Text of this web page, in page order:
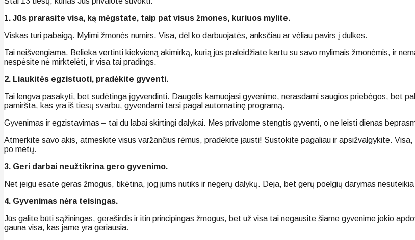
1. Jūs prarasite visa, ką mėgstate, taip pat visus žmones, kuriuos mylite.
Viskas turi pabaigą. Mylimi žmonės numirs. Visa, dėl ko darbuojatės, anksčiau ar vėliau pavirs į dulkes.
Tai neišvengiama. Belieka vertinti kiekvieną akimirką, kurią jūs praleidžiate kartu su savo mylimais žmonėmis, ir
nespėsite nė mirktelėti, ir visa tai pradings.
2. Liaukitės egzistuoti, pradėkite gyventi.
Tai lengva pasakyti, bet sudėtinga įgyvendinti. Daugelis kamuojasi gyvenime, nerasdami saugios priebėgos, bet
pamiršta, kas yra iš tiesų svarbu, gyvendami tarsi pagal automatinę programą.
Gyvenimas ir egzistavimas – tai du labai skirtingi dalykai. Mes privalome stengtis gyventi, o ne leisti dienas
Atmerkite savo akis, atmeskite visus varžančius rėmus, pradėkite jausti! Sustokite pagaliau ir apsižvalgykite.
po metų.
3. Geri darbai neužtikrina gero gyvenimo.
Net jeigu esate geras žmogus, tikėtina, jog jums nutiks ir negerų dalykų. Deja, bet gerų poelgių darymas
4. Gyvenimas nėra teisingas.
Jūs galite būti sąžiningas, geraširdis ir itin principingas žmogus, bet už visa tai negausite šiame gyvenime jokio
gauna visa, kas jame yra geriausia.